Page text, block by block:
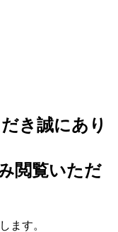
き誠にあり
閲覧いただ
ます。